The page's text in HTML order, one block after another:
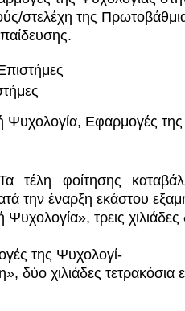
στελέχη της
τέλη φοίτησης
την έναρξη εκάστου
Ψυχολογία», τρεις
της Ψυχολογί-
δύο χιλιάδες τετρακόσια